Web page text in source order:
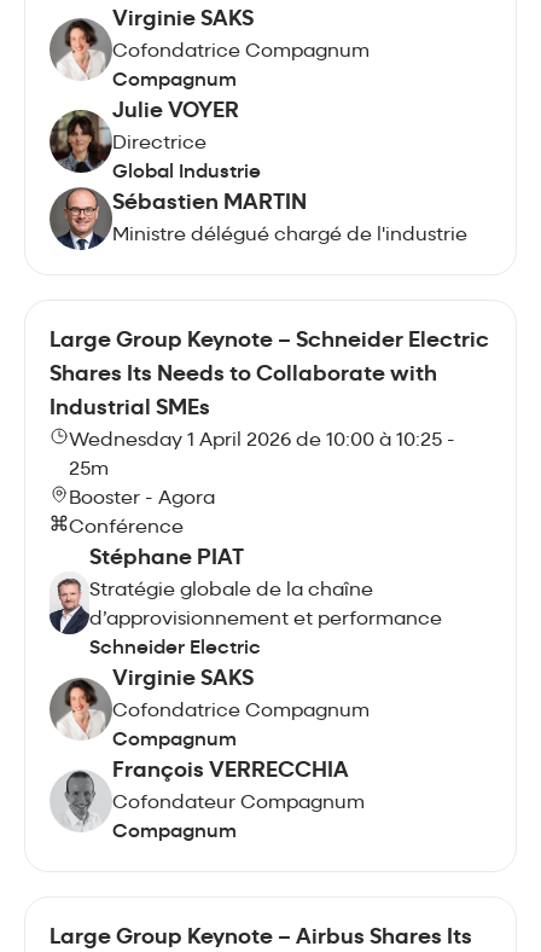
Virginie SAKS
Cofondatrice Compagnum
Compagnum
Julie VOYER
Directrice
Global Industrie
Sébastien MARTIN
Ministre délégué chargé de l'industrie
Large Group Keynote – Schneider Electric
Shares Its Needs to Collaborate with
Industrial SMEs
Wednesday 1 April 2026 de 10:00 à 10:25 -
25m
Booster - Agora
Conférence
Stéphane PIAT
Stratégie globale de la chaîne
d’approvisionnement et performance
Schneider Electric
Virginie SAKS
Cofondatrice Compagnum
Compagnum
François VERRECCHIA
Cofondateur Compagnum
Compagnum
Large Group Keynote – Airbus Shares Its